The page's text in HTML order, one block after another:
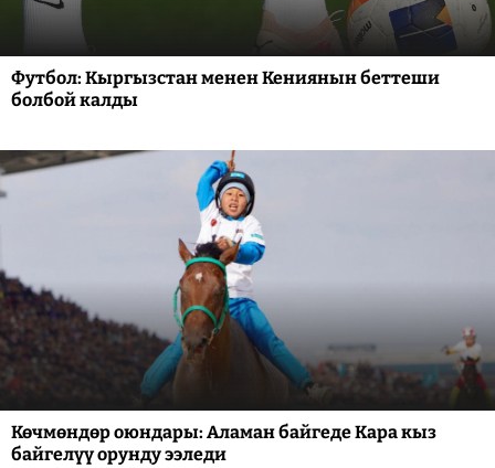
Футбол: Кыргызстан менен Кениянын беттеши
болбой калды
Көчмөндөр оюндары: Аламан байгеде Кара кыз
байгелүү орунду ээледи